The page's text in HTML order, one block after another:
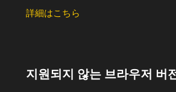
詳細はこちら
지원되지 않는 브라우저 버